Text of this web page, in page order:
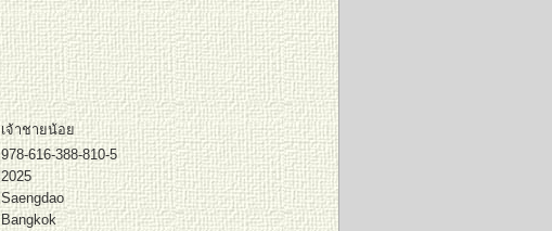
เจ้าชายน้อย
978-616-388-810-5
2025
Saengdao
Bangkok